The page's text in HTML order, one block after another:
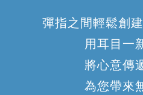
彈指之間輕鬆創建
用耳目一
將心意傳
為您帶來